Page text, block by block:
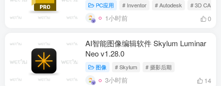
PC应用 # Inventor # Autodesk # 3D CAD
1小时前 0
AI智能图像编辑软件 Skylum Luminar
Neo v1.28.0
图像 # Skylum # 摄影后期
3小时前 14